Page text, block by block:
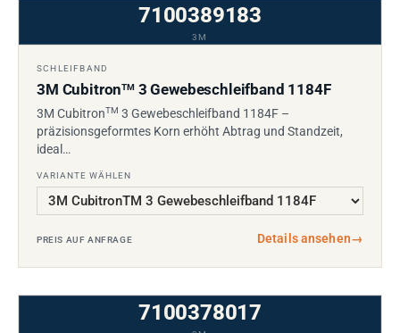
7100389183
3M
SCHLEIFBAND
3M CubitronTM3 Gewebeschleifband 1184F
3M CubitronTM 3 Gewebeschleifband 1184F –
präzisionsgeformtes Korn erhöht Abtrag und Standzeit,
ideal…
VARIANTE WÄHLEN
PREIS AUF ANFRAGE Details ansehen→
7100378017